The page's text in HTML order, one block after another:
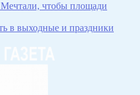
чтобы площади
в выходные и праздники